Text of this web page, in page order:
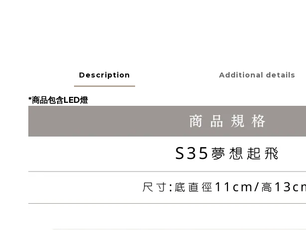
Description Additional details
*商品包含LED燈